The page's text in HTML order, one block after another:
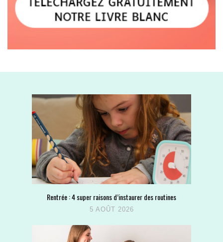
Rentrée : 4 super raisons d’instaurer des routines
5 AOÛT 2026